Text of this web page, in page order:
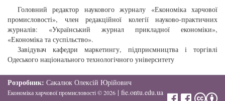
Головний редактор наукового журналу «Економіка харчової
промисловості», член редакційної колегії науково-практичних
журналів: «Український журнал прикладної економіки»,
«Економіка та суспільство».
Завідувач кафедри маркетингу, підприємництва і торгівлі
Одеського національного технологічного університету
Розробник: Сакалюк Олексій Юрійович
Економіка харчової промисловості©2026 | fie.ontu.edu.ua